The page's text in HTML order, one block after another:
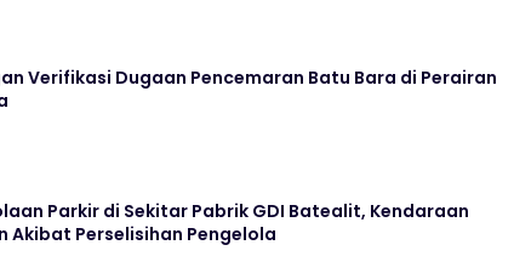
Verifikasi Dugaan Pencemaran Batu Bara di Perairan
Parkir di Sekitar Pabrik GDI Batealit, Kendaraan
Akibat Perselisihan Pengelola